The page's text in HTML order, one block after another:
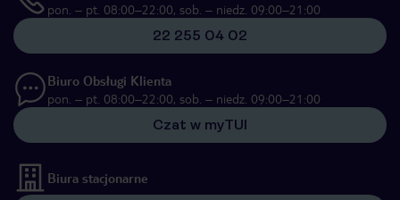
pon. – pt. 08:00–22:00, sob. – niedz. 09:00–21:00
22 255 04 02
Biuro Obsługi Klienta
pon. – pt. 08:00–22:00, sob. – niedz. 09:00–21:00
Czat w myTUI
Biura stacjonarne